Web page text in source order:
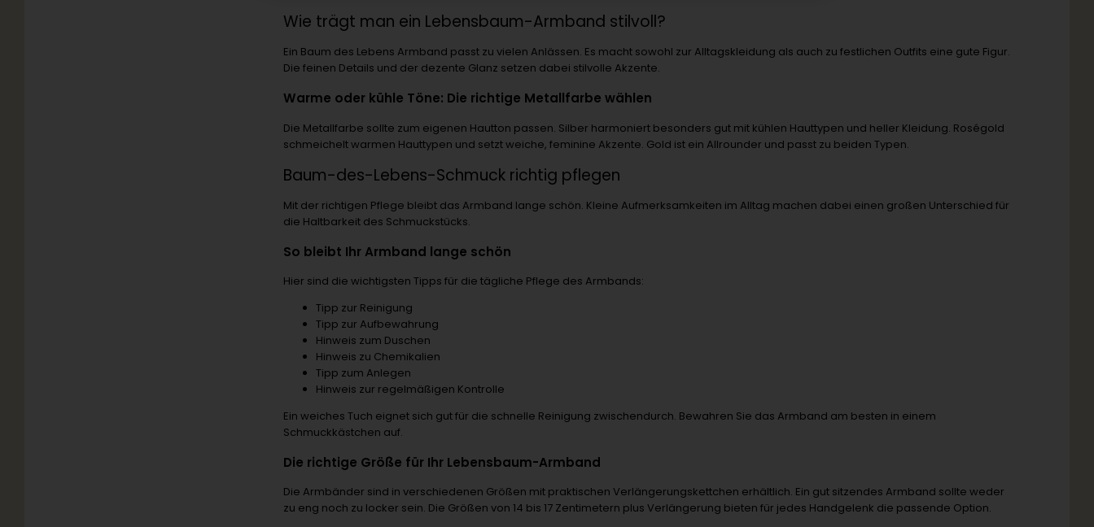
Wie trägt man ein Lebensbaum-Armband stilvoll?
Ein Baum des Lebens Armband passt zu vielen Anlässen. Es macht sowohl zur Alltagskleidung als auch zu festlichen Outfits eine gute Figur.
Die feinen Details und der dezente Glanz setzen dabei stilvolle Akzente.
Warme oder kühle Töne: Die richtige Metallfarbe wählen
Die Metallfarbe sollte zum eigenen Hautton passen. Silber harmoniert besonders gut mit kühlen Hauttypen und heller Kleidung. Roségold
schmeichelt warmen Hauttypen und setzt weiche, feminine Akzente. Gold ist ein Allrounder und passt zu beiden Typen.
Baum-des-Lebens-Schmuck richtig pflegen
Mit der richtigen Pflege bleibt das Armband lange schön. Kleine Aufmerksamkeiten im Alltag machen dabei einen großen Unterschied für
die Haltbarkeit des Schmuckstücks.
So bleibt Ihr Armband lange schön
Hier sind die wichtigsten Tipps für die tägliche Pflege des Armbands:
Tipp zur Reinigung
Tipp zur Aufbewahrung
Hinweis zum Duschen
Hinweis zu Chemikalien
Tipp zum Anlegen
Hinweis zur regelmäßigen Kontrolle
Ein weiches Tuch eignet sich gut für die schnelle Reinigung zwischendurch. Bewahren Sie das Armband am besten in einem
Schmuckkästchen auf.
Die richtige Größe für Ihr Lebensbaum-Armband
Die Armbänder sind in verschiedenen Größen mit praktischen Verlängerungskettchen erhältlich. Ein gut sitzendes Armband sollte weder
zu eng noch zu locker sein. Die Größen von 14 bis 17 Zentimetern plus Verlängerung bieten für jedes Handgelenk die passende Option.